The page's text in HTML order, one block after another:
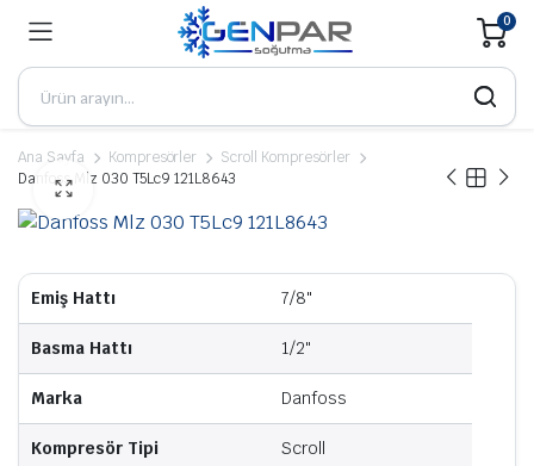
0
Ana Sayfa Kompresörler
Scroll Kompresörler
Danfoss Mlz 030 T5Lc9 121L8643
Emiş Hattı 7/8"
Basma Hattı 1/2"
Marka Danfoss
Kompresör Tipi Scroll